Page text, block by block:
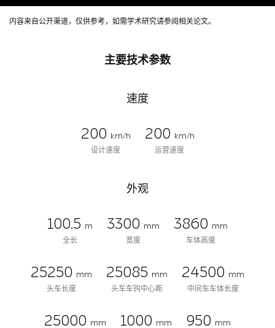
内容来自公开渠道，仅供参考，如需学术研究请参阅相关论文。
主要技术参数
速度
200
km/h
设计速度
200
km/h
运营速度
外观
100.5 m
全长
3300 mm
宽度
3860 mm
车体高度
25250 mm
头车长度
25085 mm
头车车钩中心距
24500 mm
中间车车体长度
25000 mm 1000 mm 950 mm